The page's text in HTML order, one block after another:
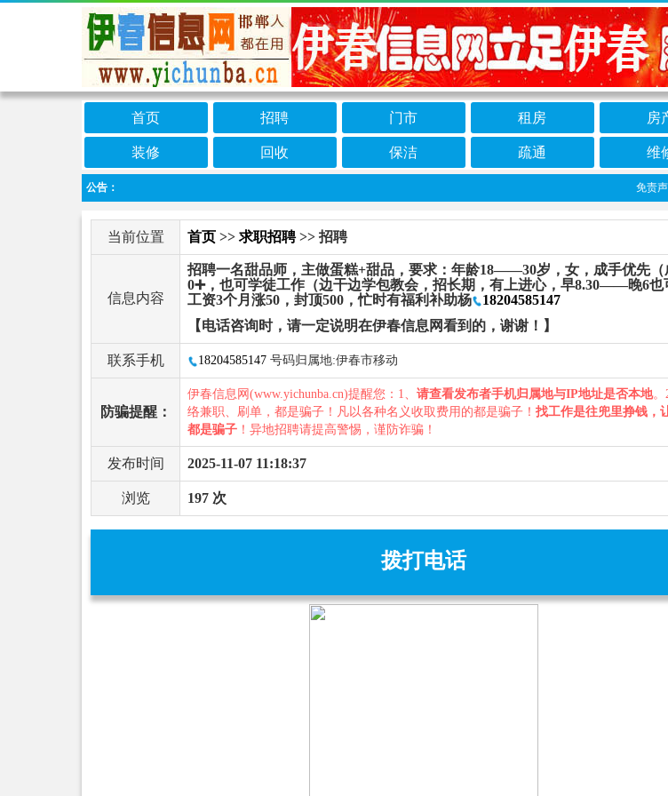
首页 招聘 门市 租房 房
装修 回收 保洁 疏通 维
公告： 免责声
当前位置 首页 >> 求职招聘>> 招聘
信息内容
招聘一名甜品师，主做蛋糕+甜品，要求：年龄18——30岁，女，成手优先（
0➕，也可学徒工作（边干边学包教会，招长期，有上进心，早8.30——晚6也
工资3个月涨50，封顶500，忙时有福利补助杨
18204585147
【电话咨询时，请一定说明在伊春信息网看到的，谢谢！】
联系手机 18204585147 号码归属地:伊春市移动
防骗提醒：
伊春信息网(www.yichunba.cn)提醒您：1、 请查看发布者手机归属地与IP地址是否本地。
络兼职、刷单，都是骗子！凡以各种名义收取费用的都是骗子！ 找工作是往兜里挣钱，
都是骗子 ！异地招聘请提高警惕，谨防诈骗！
发布时间 2025-11-07 11:18:37
浏览 197 次
拨打电话